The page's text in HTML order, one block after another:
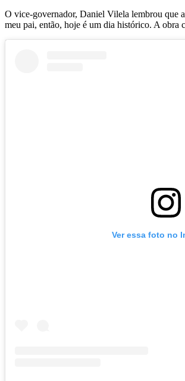
O vice-governador, Daniel Vilela lembrou que
meu pai, então, hoje é um dia histórico. A obra
Ver essa foto no